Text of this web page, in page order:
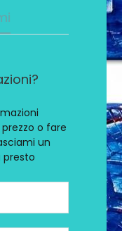
o fare
un
presto